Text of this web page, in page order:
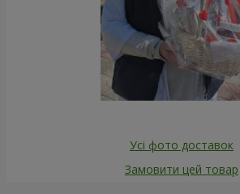
Усі фото доставок
Замовити цей товар